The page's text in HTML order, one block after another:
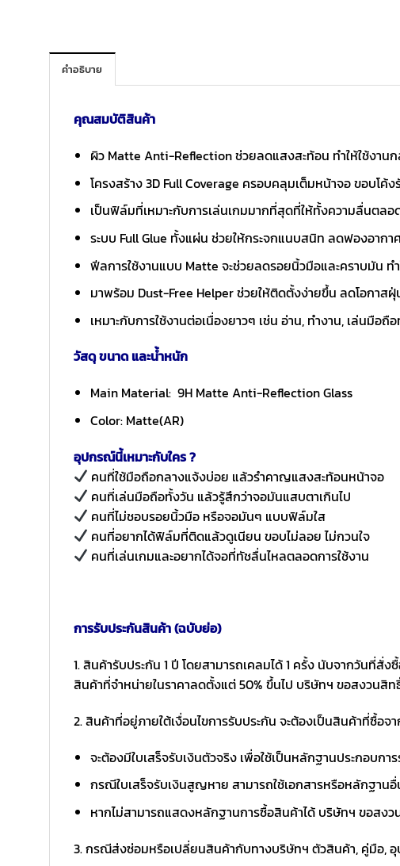
คำอธิบาย
คุณสมบัติสินค้า
ผิว Matte Anti-Reflection ช่วยลดแสงสะท้อน ทำให้ใช้งาน
โครงสร้าง 3D Full Coverage ครอบคลุมเต็มหน้าจอ ขอบโค้ง
เป็นฟิล์มที่เหมาะกับการเล่นเกมมากที่สุดที่ให้ทั้งความลื่นตลอ
ระบบ Full Glue ทั้งแผ่น ช่วยให้กระจกแนบสนิท ลดฟองอากา
ฟีลการใช้งานแบบ Matte จะช่วยลดรอยนิ้วมือและคราบมัน ท
มาพร้อม Dust-Free Helper ช่วยให้ติดตั้งง่ายขึ้น ลดโอกาสฝุ่
เหมาะกับการใช้งานต่อเนื่องยาวๆ เช่น อ่าน, ทำงาน, เล่นมือถื
วัสดุ ขนาด และน้ำหนัก
Main Material: 9H Matte Anti-Reflection Glass
Color: Matte(AR)
อุปกรณ์นี้เหมาะกับใคร ?
คนที่ใช้มือถือกลางแจ้งบ่อย แล้วรำคาญแสงสะท้อนหน้าจอ
คนที่เล่นมือถือทั้งวัน แล้วรู้สึกว่าจอมันแสบตาเกินไป
คนที่ไม่ชอบรอยนิ้วมือ หรือจอมันๆ แบบฟิล์มใส
คนที่อยากได้ฟิล์มที่ติดแล้วดูเนียน ขอบไม่ลอย ไม่กวนใจ
คนที่เล่นเกมและอยากได้จอที่ทัชลื่นไหลตลอดการใช้งาน
การรับประกันสินค้า (ฉบับย่อ)
1. สินค้ารับประกัน 1 ปี โดยสามารถเคลมได้ 1 ครั้ง นับจากวันที่
สินค้าที่จำหน่ายในราคาลดตั้งแต่ 50% ขึ้นไป บริษัทฯ ขอสงวนสิท
2. สินค้าที่อยู่ภายใต้เงื่อนไขการรับประกัน จะต้องเป็นสินค้าที่ซื้อ
จะต้องมีใบเสร็จรับเงินตัวจริง เพื่อใช้เป็นหลักฐานประกอบกา
กรณีใบเสร็จรับเงินสูญหาย สามารถใช้เอกสารหรือหลักฐาน
หากไม่สามารถแสดงหลักฐานการซื้อสินค้าได้ บริษัทฯ ขอสงว
3. กรณีส่งซ่อมหรือเปลี่ยนสินค้ากับทางบริษัทฯ ตัวสินค้า, คู่มื